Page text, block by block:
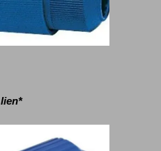
lien*